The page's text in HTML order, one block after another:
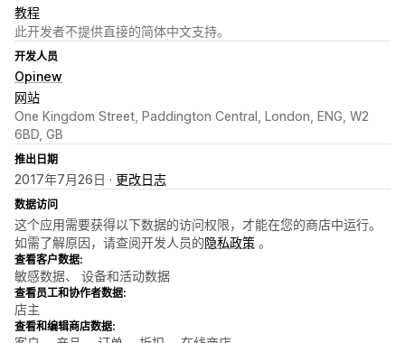
教程
此开发者不提供直接的简体中文支持。
开发人员
Opinew
网站
One Kingdom Street, Paddington Central, London, ENG, W2
6BD, GB
推出日期
2017年7月26日 · 更改日志
数据访问
这个应用需要获得以下数据的访问权限，才能在您的商店中运行。
如需了解原因，请查阅开发人员的隐私政策 。
查看客户数据:
敏感数据、 设备和活动数据
查看员工和协作者数据:
店主
查看和编辑商店数据: